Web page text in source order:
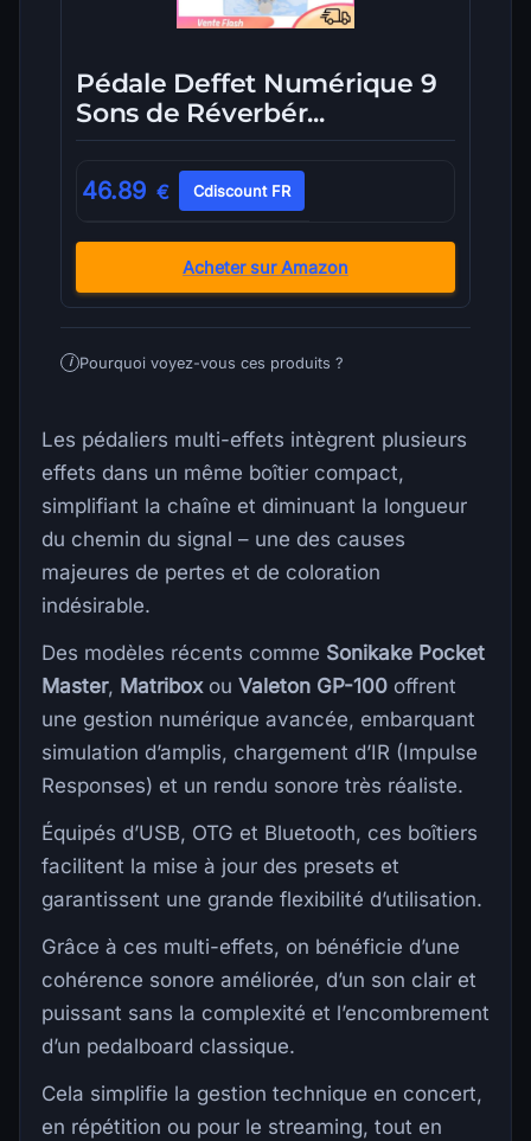
Pédale Deffet Numérique 9
Sons de Réverbér...
46.89 € Cdiscount FR
Acheter sur Amazon
i Pourquoi voyez-vous ces produits ?
Les pédaliers multi-effets intègrent plusieurs
effets dans un même boîtier compact,
simplifiant la chaîne et diminuant la longueur
du chemin du signal – une des causes
majeures de pertes et de coloration
indésirable.
Des modèles récents comme Sonikake Pocket
Master, Matriboxou Valeton GP-100 offrent
une gestion numérique avancée, embarquant
simulation d’amplis, chargement d’IR (Impulse
Responses) et un rendu sonore très réaliste.
Équipés d’USB, OTG et Bluetooth, ces boîtiers
facilitent la mise à jour des presets et
garantissent une grande flexibilité d’utilisation.
Grâce à ces multi-effets, on bénéficie d’une
cohérence sonore améliorée, d’un son clair et
puissant sans la complexité et l’encombrement
d’un pedalboard classique.
Cela simplifie la gestion technique en concert,
en répétition ou pour le streaming, tout en